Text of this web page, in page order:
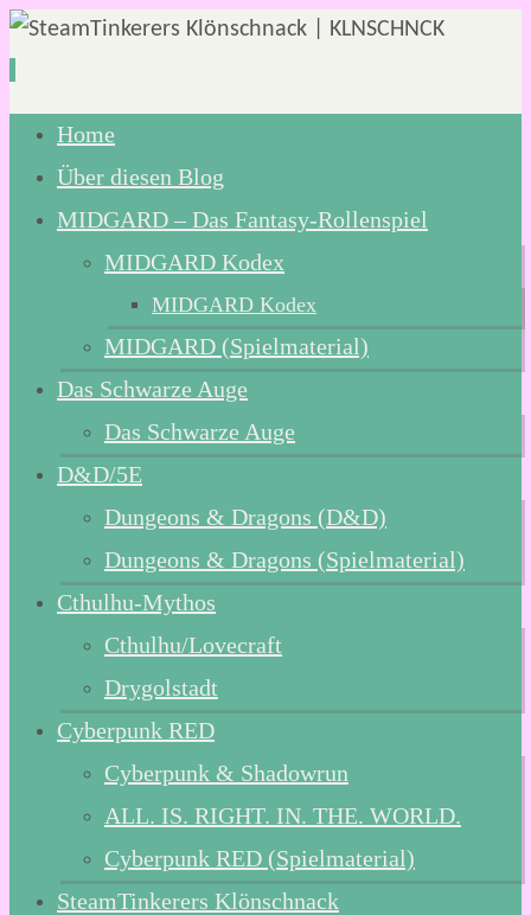
Zum
Inhalt
springen
Home
Über diesen Blog
MIDGARD – Das Fantasy-Rollenspiel
MIDGARD Kodex
MIDGARD Kodex
MIDGARD (Spielmaterial)
Das Schwarze Auge
Das Schwarze Auge
D&D/5E
Dungeons & Dragons (D&D)
Dungeons & Dragons (Spielmaterial)
Cthulhu-Mythos
Cthulhu/Lovecraft
Drygolstadt
Cyberpunk RED
Cyberpunk & Shadowrun
ALL. IS. RIGHT. IN. THE. WORLD.
Cyberpunk RED (Spielmaterial)
SteamTinkerers Klönschnack